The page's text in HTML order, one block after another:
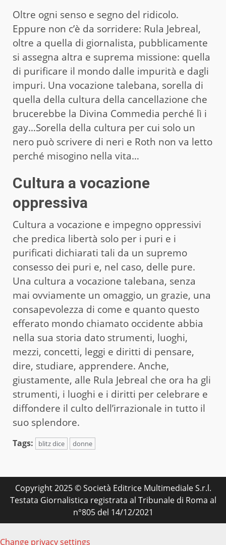
Oltre ogni senso e segno del ridicolo.
Eppure non c’è da sorridere: Rula Jebreal,
oltre a quella di giornalista, pubblicamente
si assegna altra e suprema missione: quella
di purificare il mondo dalle impurità e dagli
impuri. Una vocazione talebana, sorella di
quella della cultura della cancellazione che
brucerebbe la Divina Commedia perché lì i
gay…Sorella della cultura per cui solo un
nero può scrivere di neri e Roth non va letto
perché misogino nella vita…
Cultura a vocazione
oppressiva
Cultura a vocazione e impegno oppressivi
che predica libertà solo per i puri e i
purificati dichiarati tali da un supremo
consesso dei puri e, nel caso, delle pure.
Una cultura a vocazione talebana, senza
mai ovviamente un omaggio, un grazie, una
consapevolezza di come e quanto questo
efferato mondo chiamato occidente abbia
nella sua storia dato strumenti, luoghi,
mezzi, concetti, leggi e diritti di pensare,
dire, studiare, apprendere. Anche,
giustamente, alle Rula Jebreal che ora ha gli
strumenti, i luoghi e i diritti per celebrare e
diffondere il culto dell’irrazionale in tutto il
suo splendore.
Tags: blitz dice donne
Copyright 2025 © Società Editrice Multimediale S.r.l.
Testata Giornalistica registrata al Tribunale di Roma al
n°805 del 14/12/2021
Change privacy settings